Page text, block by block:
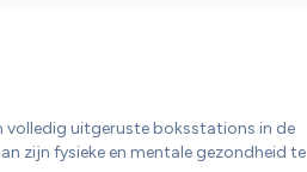
volledig uitgeruste boksstations in de
zijn fysieke en mentale gezondheid te